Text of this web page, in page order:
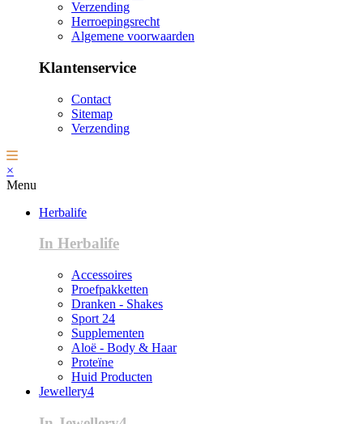
Verzending
Herroepingsrecht
Algemene voorwaarden
Klantenservice
Contact
Sitemap
Verzending
×
Menu
Herbalife
In Herbalife
Accessoires
Proefpakketten
Dranken - Shakes
Sport 24
Supplementen
Aloë - Body & Haar
Proteïne
Huid Producten
Jewellery4